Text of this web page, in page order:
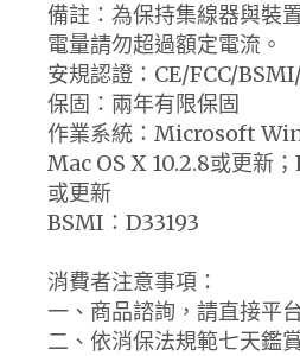
備註：為保持集線器與裝
電量請勿超過額定電流。
安規認證：CE/FCC/
保固：兩年有限保固
作業系統：Microsoft
Mac OS X 10.2.8或更新
或更新
BSMI：D33193
消費者注意事項：
一、商品諮詢，請直接平
二、依消保法規範七天鑑